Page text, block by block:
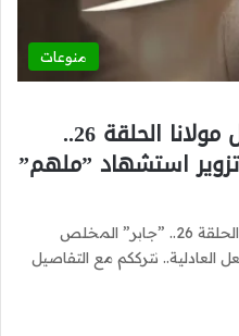
منوعات
بالتفاصيل: شاهد مسلسل مولانا الحلقة 26..
استشهاد ”ملهم”
ننقل لكم خبر ..شاهد مسلسل مولانا الحلقة 26.. ”جابر” المخلص
العادلية.. نترككم مع التفاصيل